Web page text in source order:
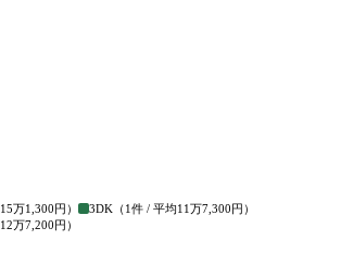
15万1,300円） 3DK （1件 / 平均11万7,300円）
12万7,200円）